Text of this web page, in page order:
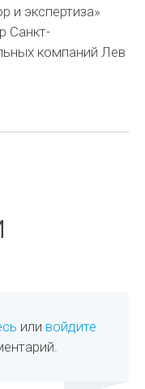
и экспертиза»
Санкт-
компаний Лев
или войдите